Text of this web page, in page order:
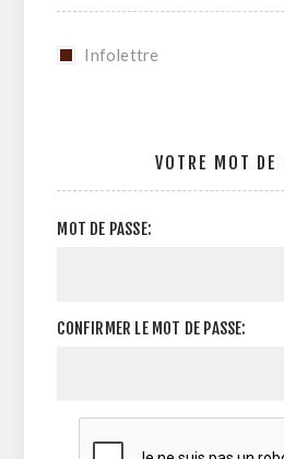
Infolettre
VOTRE MOT DE
MOT DE PASSE:
CONFIRMER LE MOT DE PASSE: